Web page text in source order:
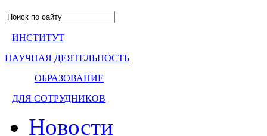
ИНСТИТУТ
НАУЧНАЯ ДЕЯТЕЛЬНОСТЬ
ОБРАЗОВАНИЕ
ДЛЯ СОТРУДНИКОВ
Новости